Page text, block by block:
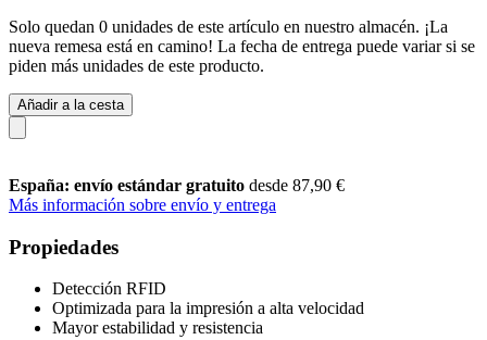
Solo quedan 0 unidades de este artículo en nuestro almacén. ¡La
nueva remesa está en camino! La fecha de entrega puede variar si se
piden más unidades de este producto.
Añadir a la cesta
España: envío estándar gratuito desde 87,90 €
Más información sobre envío y entrega
Propiedades
Detección RFID
Optimizada para la impresión a alta velocidad
Mayor estabilidad y resistencia